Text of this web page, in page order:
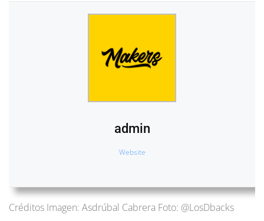
admin
Website
Créditos Imagen: Asdrúbal Cabrera Foto: @LosDbacks